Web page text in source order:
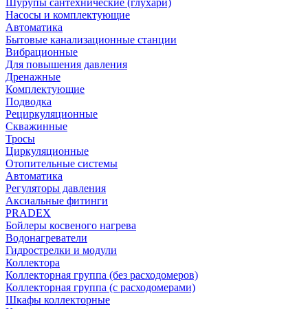
Шурупы сантехнические (глухари)
Насосы и комплектующие
Автоматика
Бытовые канализационные станции
Вибрационные
Для повышения давления
Дренажные
Комплектующие
Подводка
Рециркуляционные
Скважинные
Тросы
Циркуляционные
Отопительные системы
Автоматика
Регуляторы давления
Аксиальные фитинги
PRADEX
Бойлеры косвеного нагрева
Водонагреватели
Гидрострелки и модули
Коллектора
Коллекторная группа (без расходомеров)
Коллекторная группа (с расходомерами)
Шкафы коллекторные